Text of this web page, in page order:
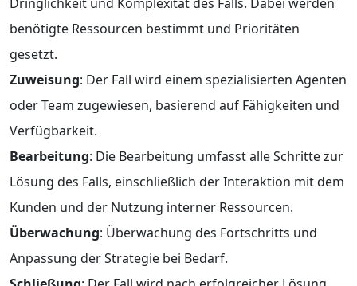
benötigte Ressourcen bestimmt und Prioritäten
gesetzt.
Zuweisung: Der Fall wird einem spezialisierten Agenten
oder Team zugewiesen, basierend auf Fähigkeiten und
Verfügbarkeit.
Bearbeitung: Die Bearbeitung umfasst alle Schritte zur
Lösung des Falls, einschließlich der Interaktion mit dem
Kunden und der Nutzung interner Ressourcen.
Überwachung: Überwachung des Fortschritts und
Anpassung der Strategie bei Bedarf.